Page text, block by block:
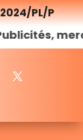
2024/PL/P
merci de